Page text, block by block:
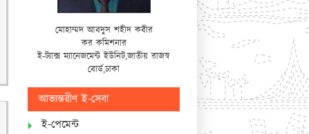
মোহাম্মদ আবদুস শহীদ কবীর
কর কমিশনার
ই-ট্যাক্স ম্যানেজমেন্ট ইউনিট,জাতীয় রাজস্ব
বোর্ড,ঢাকা
আভ্যন্তরীণ ই-সেবা
ই-পেমেন্ট